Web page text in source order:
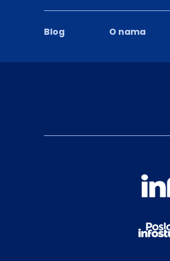
Blog O nama